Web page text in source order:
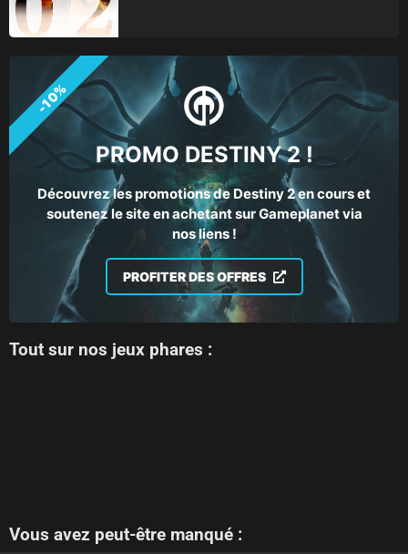
PROMO DESTINY 2 !
Découvrez les promotions de Destiny 2 en cours et
soutenez le site en achetant sur Gameplanet via
nos liens !
PROFITER DES OFFRES
-10%
Tout sur nos jeux phares :
Vous avez peut-être manqué :